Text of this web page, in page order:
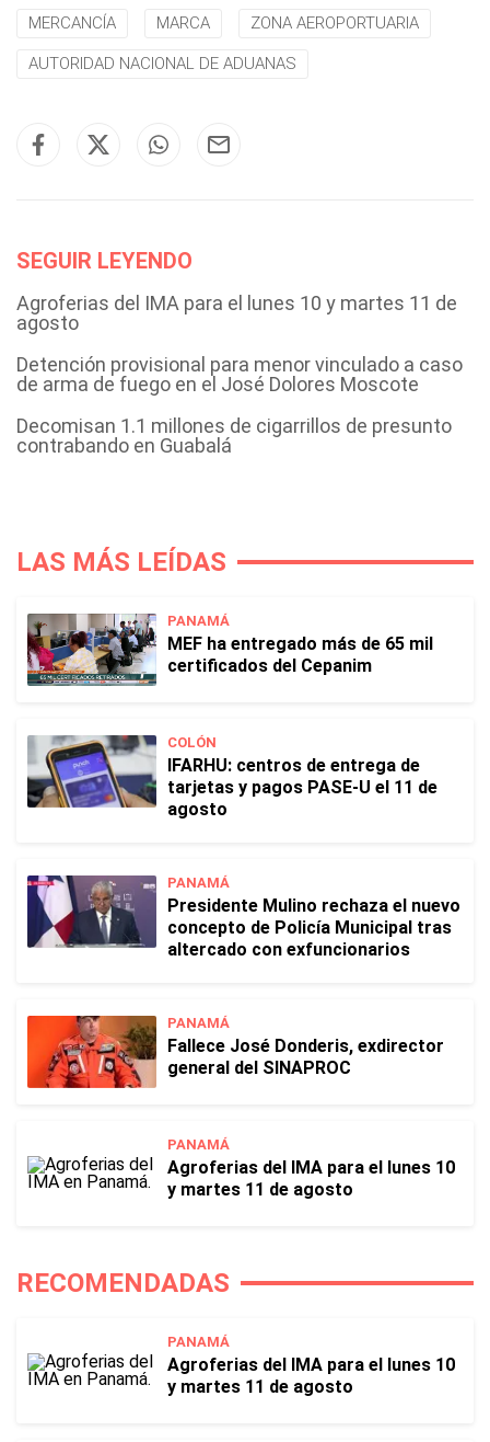
MERCANCÍA MARCA ZONA AEROPORTUARIA
AUTORIDAD NACIONAL DE ADUANAS
SEGUIR LEYENDO
Agroferias del IMA para el lunes 10 y martes 11 de
agosto
Detención provisional para menor vinculado a caso
de arma de fuego en el José Dolores Moscote
Decomisan 1.1 millones de cigarrillos de presunto
contrabando en Guabalá
LAS MÁS LEÍDAS
PANAMÁ
MEF ha entregado más de 65 mil
certificados del Cepanim
COLÓN
IFARHU: centros de entrega de
tarjetas y pagos PASE-U el 11 de
agosto
PANAMÁ
Presidente Mulino rechaza el nuevo
concepto de Policía Municipal tras
altercado con exfuncionarios
PANAMÁ
Fallece José Donderis, exdirector
general del SINAPROC
PANAMÁ
Agroferias del IMA para el lunes 10
y martes 11 de agosto
RECOMENDADAS
PANAMÁ
Agroferias del IMA para el lunes 10
y martes 11 de agosto